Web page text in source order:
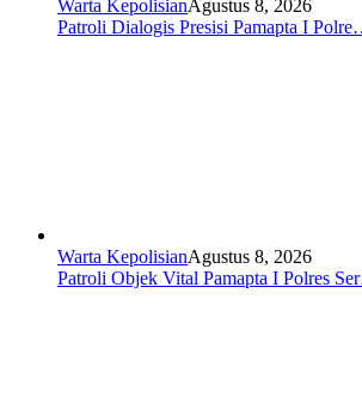
Warta KepolisianAgustus 8, 2026
Patroli Dialogis Presisi Pamapta I
Warta KepolisianAgustus 8, 2026
Patroli Objek Vital Pamapta I Polres